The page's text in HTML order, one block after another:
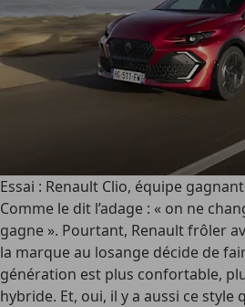
Essai : Renault Clio, équipe
Comme le dit l’adage : « on ne
gagne ». Pourtant, Renault frôler
la marque au losange décide de
génération est plus confortable,
hybride. Et, oui, il y a aussi ce style